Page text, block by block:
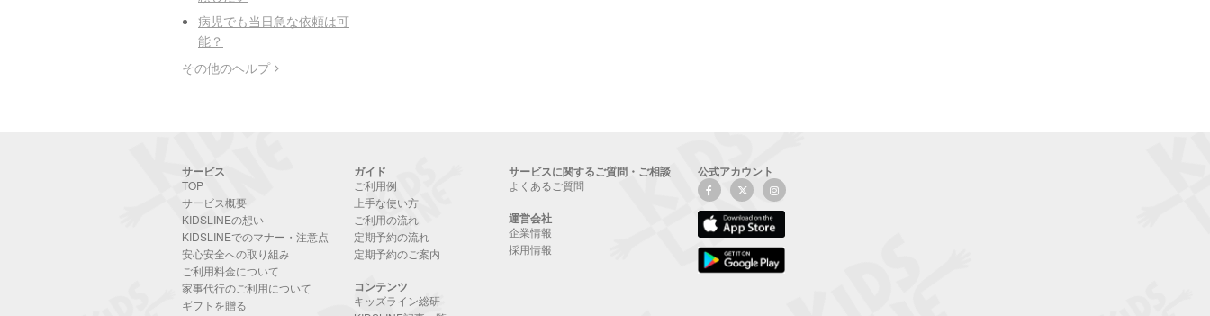
病児でも当日急な依頼は可
能？
その他のヘルプ
サービス
TOP
サービス概要
KIDSLINEの想い
KIDSLINEでのマナー・注意点
安心安全への取り組み
ご利用料金について
家事代行のご利用について
ギフトを贈る
ガイド
ご利用例
上手な使い方
ご利用の流れ
定期予約の流れ
定期予約のご案内
コンテンツ
キッズライン総研
サービスに関するご質問・ご相談
よくあるご質問
運営会社
企業情報
採用情報
公式アカウント